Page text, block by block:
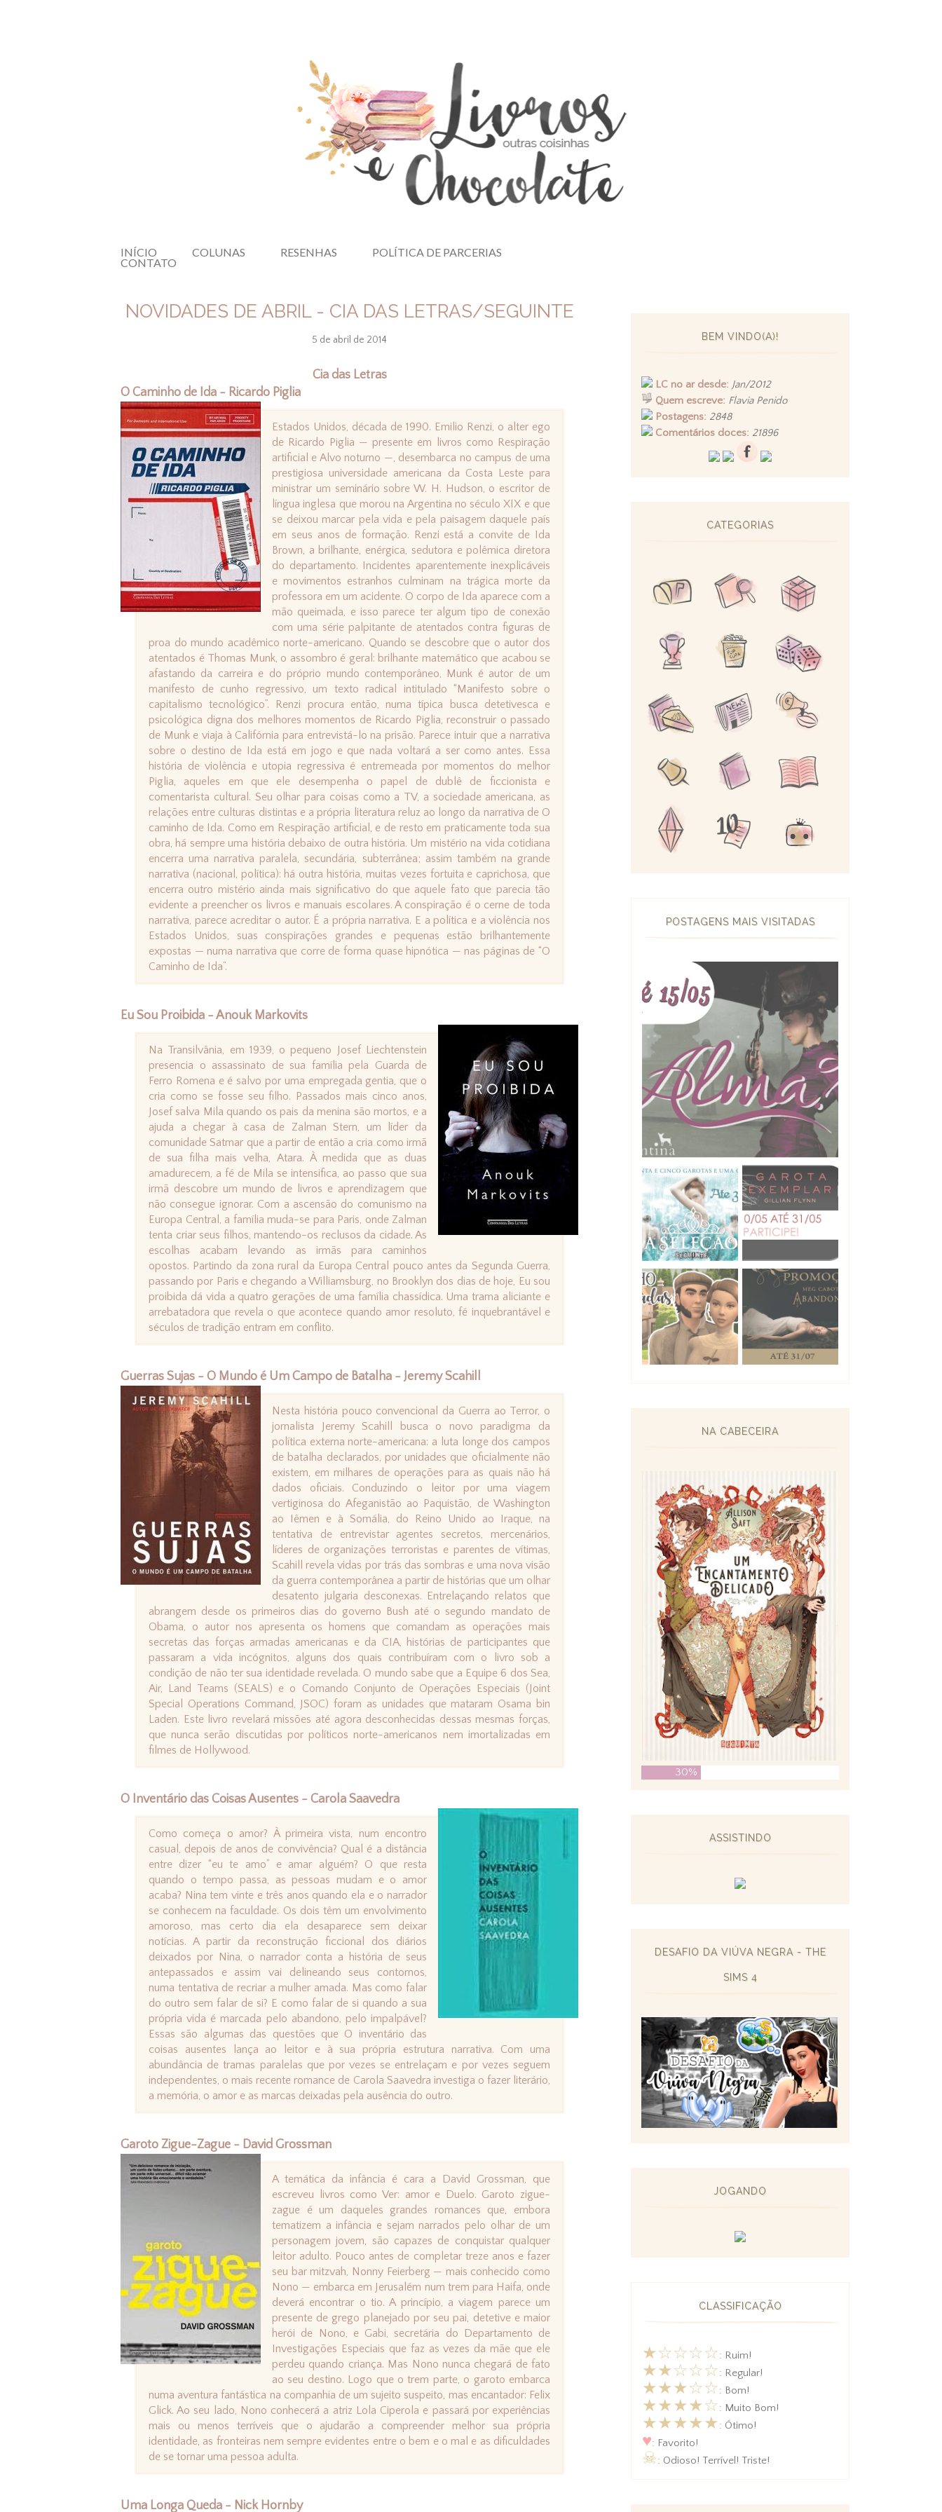
INÍCIO COLUNAS RESENHAS POLÍTICA DE PARCERIAS
CONTATO
NOVIDADES DE ABRIL - CIA DAS LETRAS/SEGUINTE
5 de abril de 2014
Cia das Letras
O Caminho de Ida - Ricardo Piglia
Estados Unidos, década de 1990. Emilio Renzi, o alter ego
de Ricardo Piglia — presente em livros como Respiração
artificial e Alvo noturno —, desembarca no campus de uma
prestigiosa universidade americana da Costa Leste para
ministrar um seminário sobre W. H. Hudson, o escritor de
língua inglesa que morou na Argentina no século XIX e que
se deixou marcar pela vida e pela paisagem daquele país
em seus anos de formação. Renzi está a convite de Ida
Brown, a brilhante, enérgica, sedutora e polêmica diretora
do departamento. Incidentes aparentemente inexplicáveis
e movimentos estranhos culminam na trágica morte da
professora em um acidente. O corpo de Ida aparece com a
mão queimada, e isso parece ter algum tipo de conexão
com uma série palpitante de atentados contra figuras de
proa do mundo acadêmico norte-americano. Quando se descobre que o autor dos
atentados é Thomas Munk, o assombro é geral: brilhante matemático que acabou se
afastando da carreira e do próprio mundo contemporâneo, Munk é autor de um
manifesto de cunho regressivo, um texto radical intitulado “Manifesto sobre o
capitalismo tecnológico”. Renzi procura então, numa típica busca detetivesca e
psicológica digna dos melhores momentos de Ricardo Piglia, reconstruir o passado
de Munk e viaja à Califórnia para entrevistá-lo na prisão. Parece intuir que a narrativa
sobre o destino de Ida está em jogo e que nada voltará a ser como antes. Essa
história de violência e utopia regressiva é entremeada por momentos do melhor
Piglia, aqueles em que ele desempenha o papel de dublê de ficcionista e
comentarista cultural. Seu olhar para coisas como a TV, a sociedade americana, as
relações entre culturas distintas e a própria literatura reluz ao longo da narrativa de O
caminho de Ida. Como em Respiração artificial, e de resto em praticamente toda sua
obra, há sempre uma história debaixo de outra história. Um mistério na vida cotidiana
encerra uma narrativa paralela, secundária, subterrânea; assim também na grande
narrativa (nacional, política): há outra história, muitas vezes fortuita e caprichosa, que
encerra outro mistério ainda mais significativo do que aquele fato que parecia tão
evidente a preencher os livros e manuais escolares. A conspiração é o cerne de toda
narrativa, parece acreditar o autor. É a própria narrativa. E a política e a violência nos
Estados Unidos, suas conspirações grandes e pequenas estão brilhantemente
expostas — numa narrativa que corre de forma quase hipnótica — nas páginas de “O
Caminho de Ida”.
Eu Sou Proibida - Anouk Markovits
Na Transilvânia, em 1939, o pequeno Josef Liechtenstein
presencia o assassinato de sua família pela Guarda de
Ferro Romena e é salvo por uma empregada gentia, que o
cria como se fosse seu filho. Passados mais cinco anos,
Josef salva Mila quando os pais da menina são mortos, e a
ajuda a chegar à casa de Zalman Stern, um líder da
comunidade Satmar que a partir de então a cria como irmã
de sua filha mais velha, Atara. À medida que as duas
amadurecem, a fé de Mila se intensifica, ao passo que sua
irmã descobre um mundo de livros e aprendizagem que
não consegue ignorar. Com a ascensão do comunismo na
Europa Central, a família muda-se para Paris, onde Zalman
tenta criar seus filhos, mantendo-os reclusos da cidade. As
escolhas acabam levando as irmãs para caminhos
opostos. Partindo da zona rural da Europa Central pouco antes da Segunda Guerra,
passando por Paris e chegando a Williamsburg, no Brooklyn dos dias de hoje, Eu sou
proibida dá vida a quatro gerações de uma família chassídica. Uma trama aliciante e
arrebatadora que revela o que acontece quando amor resoluto, fé inquebrantável e
séculos de tradição entram em conflito.
Guerras Sujas - O Mundo é Um Campo de Batalha - Jeremy Scahill
Nesta história pouco convencional da Guerra ao Terror, o
jornalista Jeremy Scahill busca o novo paradigma da
política externa norte-americana: a luta longe dos campos
de batalha declarados, por unidades que oficialmente não
existem, em milhares de operações para as quais não há
dados oficiais. Conduzindo o leitor por uma viagem
vertiginosa do Afeganistão ao Paquistão, de Washington
ao Iêmen e à Somália, do Reino Unido ao Iraque, na
tentativa de entrevistar agentes secretos, mercenários,
líderes de organizações terroristas e parentes de vítimas,
Scahill revela vidas por trás das sombras e uma nova visão
da guerra contemporânea a partir de histórias que um olhar
desatento julgaria desconexas. Entrelaçando relatos que
abrangem desde os primeiros dias do governo Bush até o segundo mandato de
Obama, o autor nos apresenta os homens que comandam as operações mais
secretas das forças armadas americanas e da CIA, histórias de participantes que
passaram a vida incógnitos, alguns dos quais contribuíram com o livro sob a
condição de não ter sua identidade revelada. O mundo sabe que a Equipe 6 dos Sea,
Air, Land Teams (SEALS) e o Comando Conjunto de Operações Especiais (Joint
Special Operations Command, JSOC) foram as unidades que mataram Osama bin
Laden. Este livro revelará missões até agora desconhecidas dessas mesmas forças,
que nunca serão discutidas por políticos norte-americanos nem imortalizadas em
filmes de Hollywood.
O Inventário das Coisas Ausentes - Carola Saavedra
Como começa o amor? À primeira vista, num encontro
casual, depois de anos de convivência? Qual é a distância
entre dizer “eu te amo” e amar alguém? O que resta
quando o tempo passa, as pessoas mudam e o amor
acaba? Nina tem vinte e três anos quando ela e o narrador
se conhecem na faculdade. Os dois têm um envolvimento
amoroso, mas certo dia ela desaparece sem deixar
notícias. A partir da reconstrução ficcional dos diários
deixados por Nina, o narrador conta a história de seus
antepassados e assim vai delineando seus contornos,
numa tentativa de recriar a mulher amada. Mas como falar
do outro sem falar de si? E como falar de si quando a sua
própria vida é marcada pelo abandono, pelo impalpável?
Essas são algumas das questões que O inventário das
coisas ausentes lança ao leitor e à sua própria estrutura narrativa. Com uma
abundância de tramas paralelas que por vezes se entrelaçam e por vezes seguem
independentes, o mais recente romance de Carola Saavedra investiga o fazer literário,
a memória, o amor e as marcas deixadas pela ausência do outro.
Garoto Zigue-Zague - David Grossman
A temática da infância é cara a David Grossman, que
escreveu livros como Ver: amor e Duelo. Garoto zigue-
zague é um daqueles grandes romances que, embora
tematizem a infância e sejam narrados pelo olhar de um
personagem jovem, são capazes de conquistar qualquer
leitor adulto. Pouco antes de completar treze anos e fazer
seu bar mitzvah, Nonny Feierberg — mais conhecido como
Nono — embarca em Jerusalém num trem para Haifa, onde
deverá encontrar o tio. A princípio, a viagem parece um
presente de grego planejado por seu pai, detetive e maior
herói de Nono, e Gabi, secretária do Departamento de
Investigações Especiais que faz as vezes da mãe que ele
perdeu quando criança. Mas Nono nunca chegará de fato
ao seu destino. Logo que o trem parte, o garoto embarca
numa aventura fantástica na companhia de um sujeito suspeito, mas encantador: Felix
Glick. Ao seu lado, Nono conhecerá a atriz Lola Ciperola e passará por experiências
mais ou menos terríveis que o ajudarão a compreender melhor sua própria
identidade, as fronteiras nem sempre evidentes entre o bem e o mal e as dificuldades
de se tornar uma pessoa adulta.
Uma Longa Queda - Nick Hornby
BEM VINDO(A)!
LC no ar desde: Jan/2012
Quem escreve: Flavia Penido
Postagens: 2848
Comentários doces: 21896
CATEGORIAS
POSTAGENS MAIS VISITADAS
NA CABECEIRA
30%
ASSISTINDO
DESAFIO DA VIÚVA NEGRA - THE
SIMS 4
JOGANDO
CLASSIFICAÇÃO
★☆☆☆☆: Ruim!
★★☆☆☆: Regular!
★★★☆☆: Bom!
★★★★☆: Muito Bom!
★★★★★: Ótimo!
♥: Favorito!
☠: Odioso! Terrível! Triste!